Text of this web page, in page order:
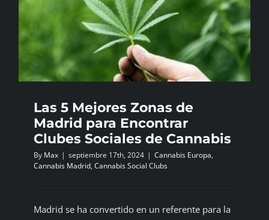
Las 5 Mejores Zonas de
Madrid para Encontrar
Clubes Sociales de Cannabis
By Max | septiembre 17th, 2024 | Cannabis Europa,
Cannabis Madrid, Cannabis Social Clubs
Madrid se ha convertido en un referente para la